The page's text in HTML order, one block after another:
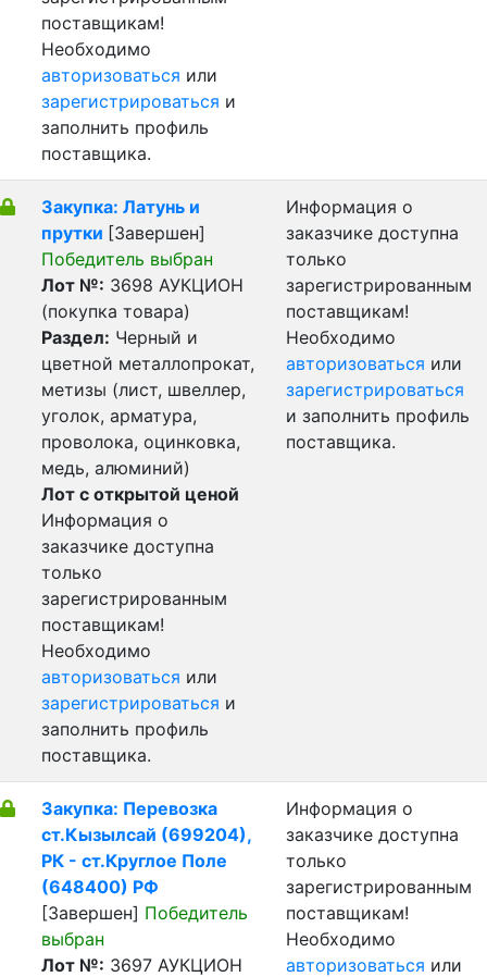
поставщикам!
Необходимо
авторизоваться или
зарегистрироваться и
заполнить профиль
поставщика.
Закупка: Латунь и
прутки [Завершен]
Победитель выбран
Лот №: 3698 АУКЦИОН
(покупка товара)
Раздел: Черный и
цветной металлопрокат,
метизы (лист, швеллер,
уголок, арматура,
проволока, оцинковка,
медь, алюминий)
Лот с открытой ценой
Информация о
заказчике доступна
только
зарегистрированным
поставщикам!
Необходимо
авторизоваться или
зарегистрироваться и
заполнить профиль
поставщика.
Информация о
заказчике доступна
только
зарегистрированным
поставщикам!
Необходимо
авторизоваться или
зарегистрироваться
и заполнить профиль
поставщика.
Закупка: Перевозка
ст.Кызылсай (699204),
РК - ст.Круглое Поле
(648400) РФ
[Завершен] Победитель
выбран
Лот №: 3697 АУКЦИОН
Информация о
заказчике доступна
только
зарегистрированным
поставщикам!
Необходимо
авторизоваться или